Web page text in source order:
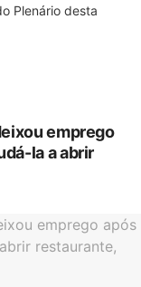
Plenário desta
emprego
la a abrir